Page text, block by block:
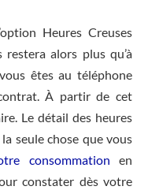
Heures Creuses
alors plus qu’à
êtes au téléphone
À partir de cet
Le détail des heures
seule chose que vous
consommation en
constater dès votre